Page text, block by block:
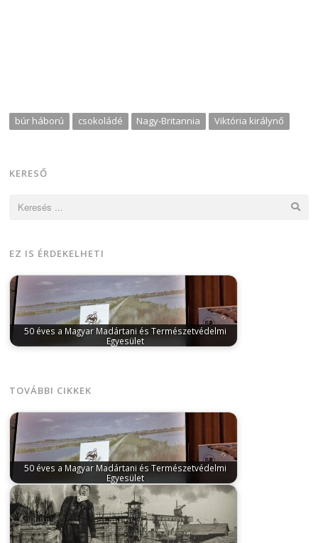
búr háború csokoládé Nagy-Britannia Viktória királynő
KERESŐ
EZ IS ÉRDEKELHETI
50 éves a Magyar Madártani és Természetvédelmi
Egyesület
TOVÁBBI CIKKEK
50 éves a Magyar Madártani és Természetvédelmi
Egyesület
január 7, 2024Ötven évvel ezelőtt, 1974. január 6-án
200 lelkes madárvédő gyűlt…